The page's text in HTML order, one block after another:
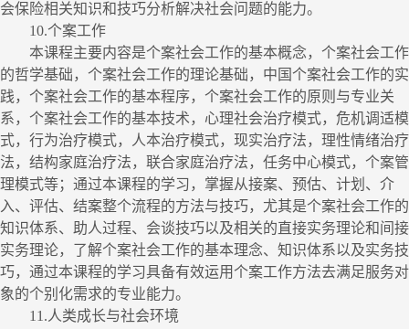
会保险相关知识和技巧分析解决社会问题的能力。
10.个案工作
本课程主要内容是个案社会工作的基本概念，个案社会工作
的哲学基础，个案社会工作的理论基础，中国个案社会工作的实
践，个案社会工作的基本程序，个案社会工作的原则与专业关
系，个案社会工作的基本技术，心理社会治疗模式，危机调适模
式，行为治疗模式，人本治疗模式，现实治疗法，理性情绪治疗
法，结构家庭治疗法，联合家庭治疗法，任务中心模式，个案管
理模式等；通过本课程的学习，掌握从接案、预估、计划、介
入、评估、结案整个流程的方法与技巧，尤其是个案社会工作的
知识体系、助人过程、会谈技巧以及相关的直接实务理论和间接
实务理论，了解个案社会工作的基本理念、知识体系以及实务技
巧，通过本课程的学习具备有效运用个案工作方法去满足服务对
象的个别化需求的专业能力。
11.人类成长与社会环境